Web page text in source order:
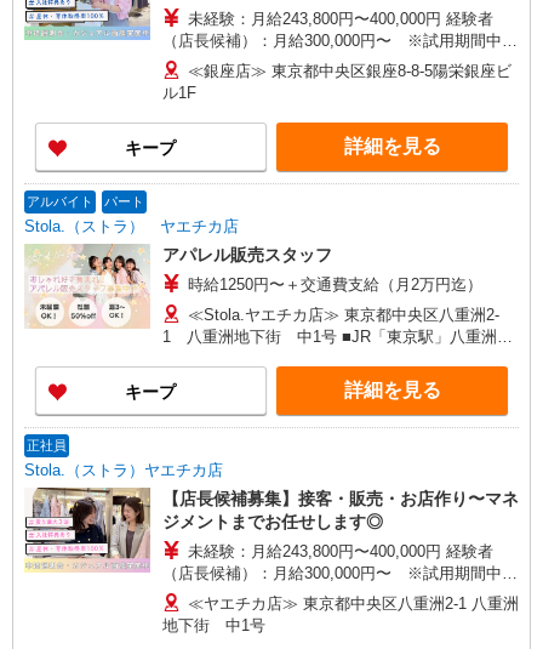
未経験：月給243,800円〜400,000円 経験者
（店長候補）：月給300,000円〜 ※試用期間中は
270,000円〜 ★固定残業手当：30,800円（月給に
含む） ※経験・能力考慮 ※固定残業時間は1ヶ月
3万円まで交通費支給 ※試用期間（2〜3ヶ月）も
同条件 【手当】固定残業手当／資格手当／店舗職
制手当／住宅手当（実家外かつ賃貸の場合のみ別
当の種類はエリアにより異なります。詳細は面接
時にお尋ねください。
≪銀座店≫ 東京都中央区銀座8-8-5陽栄銀座ビ
ル1F
キープ 詳細を見る
アルバイト パート
Stola.（ストラ） ヤエチカ店
アパレル販売スタッフ
時給1250円〜＋交通費支給（月2万円迄）
≪Stola.ヤエチカ店≫ 東京都中央区八重洲2-
1 八重洲地下街 中1号 ■JR「東京駅」八重洲地
キープ 詳細を見る
正社員
Stola.（ストラ）ヤエチカ店
【店長候補募集】接客・販売・お店作り〜マネ
ジメントまでお任せします◎
未経験：月給243,800円〜400,000円 経験者
（店長候補）：月給300,000円〜 ※試用期間中は
270,000円〜 ★固定残業手当：30,800円（月給に
含む） ※経験・能力考慮 ※固定残業時間は1ヶ月
あたり20時間、超過時は追加で残業手当支給 ※月
≪ヤエチカ店≫ 東京都中央区八重洲2-1 八重洲
地下街 中1号